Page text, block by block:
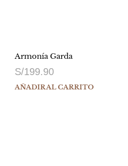
Armonía Garda
S/199.90
AÑADIR AL CARRITO